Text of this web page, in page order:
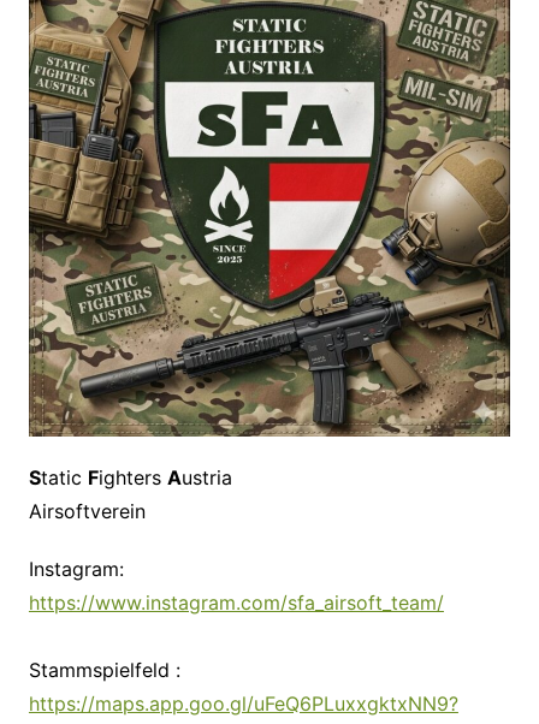
Static Fighters Austria
Airsoftverein
Instagram:
https://www.instagram.com/sfa_airsoft_team/
Stammspielfeld :
https://maps.app.goo.gl/uFeQ6PLuxxgktxNN9?